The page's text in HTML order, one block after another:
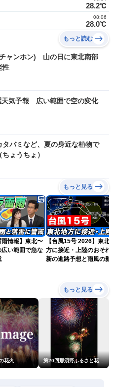
28.2℃
28.0℃
08:06
もっと読む
ャンホン) 山の日に東北南部
性
天気予報 広い範囲で空の変化
タバミなど、夏の身近な植物で
ょうちょ）
もっと見る
雨情報】東北〜
い範囲で急な
【台風15号 2026】東北
方に接近・上陸のおそれ
新の進路予想と雨風の影
もっと見る
花火 第20回那須野ふるさと花火大会